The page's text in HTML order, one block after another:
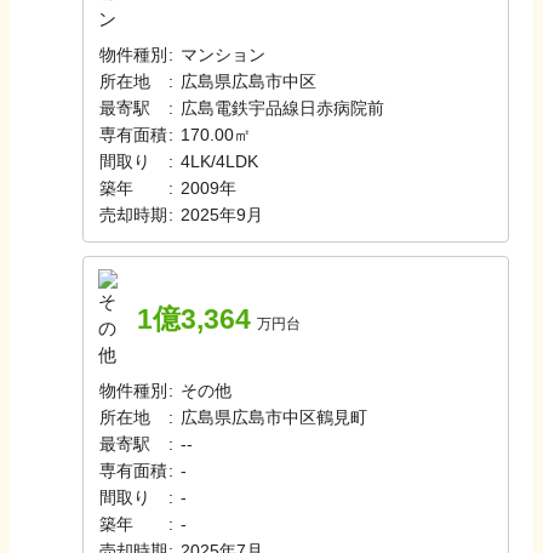
物件種別 : マンション
所在地
: 広島県広島市中区
最寄駅
: 広島電鉄宇品線 日赤病院前
専有面積: 170.00㎡
間取り
: 4LK/4LDK
築年
: 2009年
売却時期 : 2025年9月
1億3,364 万円台
物件種別 : その他
所在地
: 広島県広島市中区鶴見町
最寄駅
: --
専有面積: -
間取り
: -
築年
: -